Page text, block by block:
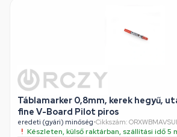
Táblamarker 0,8mm, kerek hegyű,
fine V-Board Pilot piros
eredeti (gyári) minőség•Cikkszám:
Készleten, külső raktárban, szállítási idő 5